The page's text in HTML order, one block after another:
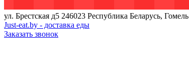
ул. Брестская д5 246023 Республика Беларусь, Гомель
Just-eat.by - доставка еды
Заказать звонок